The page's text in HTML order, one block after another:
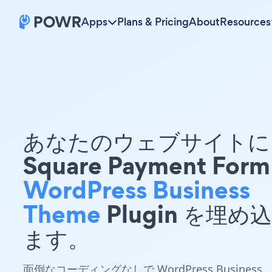
Apps Plans & PricingAboutResources
あなたのウェブサイト
Square Payment Form
WordPress Business
Theme Plugin を埋め
ます。
面倒なコーディングなしで WordPress Business